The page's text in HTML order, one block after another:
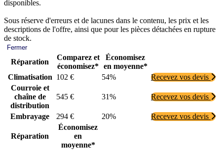
disponibles.
Sous réserve d'erreurs et de lacunes dans le contenu, les prix et les
descriptions de l'offre, ainsi que pour les pièces détachées en rupture
de stock.
Fermer
Réparation
Comparez et
économisez*
Économisez
en moyenne*
Climatisation 102 € 54%
Recevez vos devis
Courroie et
chaîne de
distribution
545 € 31% Recevez vos devis
Embrayage 294 € 20% Recevez vos devis
Réparation
Économisez
en
moyenne*